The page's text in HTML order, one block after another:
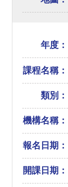
年度：
課程名稱：
類別：
機構名稱：
報名日期：
開課日期：